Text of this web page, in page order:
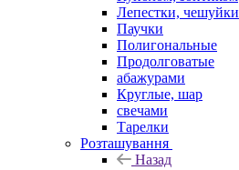
Лепестки, чешуйки
Паучки
Полигональные
Продолговатые
абажурами
Круглые, шар
свечами
Тарелки
Розташування
Назад